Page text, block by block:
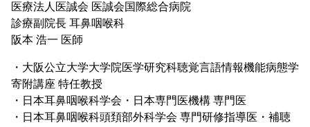
医療法人医誠会 医誠会国際総合病院
診療副院長 耳鼻咽喉科
阪本 浩一 医師
・大阪公立大学大学院医学研究科聴覚言語情報機能病態学
寄附講座 特任教授
・日本耳鼻咽喉科学会・日本専門医機構 専門医
・日本耳鼻咽喉科頭頚部外科学会 専門研修指導医・補聴